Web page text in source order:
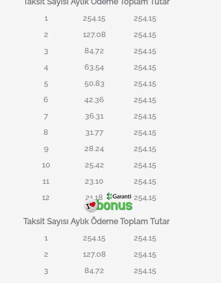
1
254.15
254.15
2
127.08
254.15
3
84.72
254.15
4
63.54
254.15
5
50.83
254.15
6
42.36
254.15
7
36.31
254.15
8
31.77
254.15
9
28.24
254.15
10
25.42
254.15
11
23.10
254.15
12
21.18 254.15
Taksit Sayısı Aylık Ödeme Toplam Tutar
1
254.15
254.15
2
127.08
254.15
3
84.72 254.15